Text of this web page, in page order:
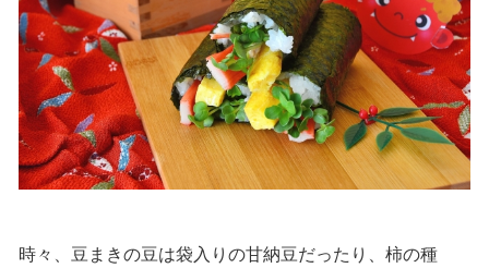
時々、豆まきの豆は袋入りの甘納豆だったり、柿の種